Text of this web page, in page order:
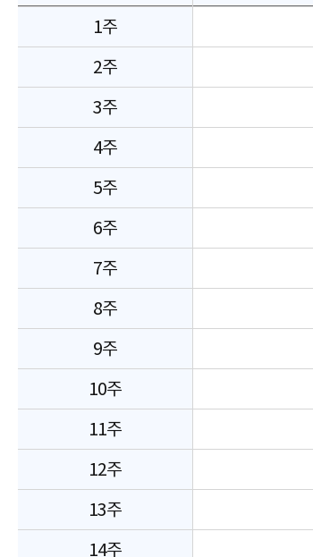
1주
2주
3주
4주
5주
6주
7주
8주
9주
10주
11주
12주
13주
14주